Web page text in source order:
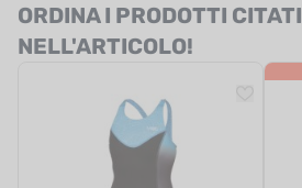
ORDINA I PRODOTTI CITATI
NELL'ARTICOLO!